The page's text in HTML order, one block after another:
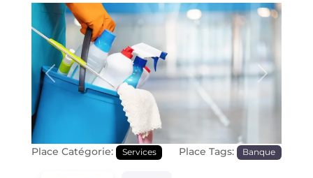
Précédente Prochaine
Place Catégorie: Services Place Tags: Banque